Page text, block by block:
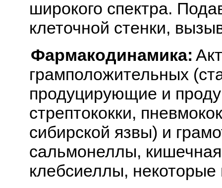
широкого спектра.
клеточной стенки,
Фармакодинамика:
грамположительных
продуцирующие и
стрептококки,
сибирской язвы) и
сальмонеллы,
клебсиеллы,